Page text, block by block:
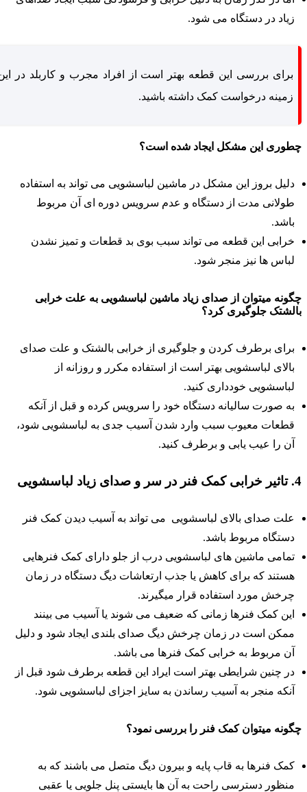
زیاد در دستگاه می شود.
برای بررسی این قطعه بهتر است از افراد مجرب و کاربلد در این
زمینه درخواست کمک داشته باشید.
این مشکل ایجاد شده است؟
دلیل بروز این مشکل در ماشین لباسشویی می تواند به استفاده
طولانی مدت از دستگاه و عدم سرویس دوره ای آن مربوط
باشد.
خرابی این قطعه می تواند سبب بوی بد قطعات و تمیز نشدن
لباس ها نیز منجر شود.
میتوان از صدای زیاد ماشین لباسشویی به علت خرابی
جلوگیری کرد؟
برای برطرف کردن و جلوگیری از خرابی بالشتک و علت صدای
بالای لباسشویی بهتر است از استفاده مکرر و روزانه از
لباسشویی خودداری کنید.
به صورت سالیانه دستگاه خود را سرویس کرده و قبل از آنکه
قطعات معیوب سبب وارد شدن آسیب جدی به لباسشویی شود،
آن را عیب یابی و برطرف کنید.
علت صدای بالای لباسشویی می تواند به آسیب دیدن کمک فنر
دستگاه مربوط باشد.
تمامی ماشین های لباسشویی درب از جلو دارای کمک فنرهایی
هستند که برای کاهش یا جذب ارتعاشات دیگ دستگاه در زمان
چرخش مورد استفاده قرار میگیرند.
این کمک فنرها زمانی که ضعیف می شوند یا آسیب می بینند
ممکن است در زمان چرخش دیگ صدای بلندی ایجاد شود و دلیل
آن مربوط به خرابی کمک فنرها می باشد.
در چنین شرایطی بهتر است ایراد این قطعه برطرف شود قبل از
آنکه منجر به آسیب رساندن به سایز اجزای لباسشویی شود.
میتوان کمک فنر را بررسی نمود؟
کمک فنرها به قاب پایه و بیرون دیگ متصل می باشند که به
منظور دسترسی راحت به آن ها بایستی پنل جلویی یا عقبی